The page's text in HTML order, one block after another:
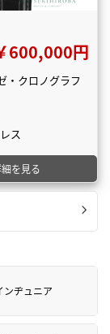
600,000円
・クロノグラフ
ス
を見る
ンヂュニア